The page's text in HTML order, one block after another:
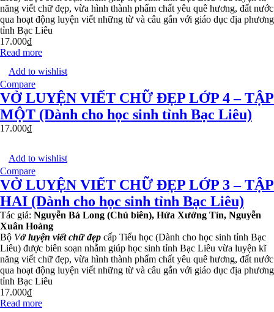
năng viết chữ đẹp, vừa hình thành phẩm chất yêu quê hương, đất nước
qua hoạt động luyện viết những từ và câu gắn với giáo dục địa phương
tỉnh Bạc Liêu
17.000₫
Read more
Add to wishlist
Compare
VỞ LUYỆN VIẾT CHỮ ĐẸP LỚP 4 – TẬP
MỘT (Dành cho học sinh tỉnh Bạc Liêu)
17.000₫
Add to wishlist
Compare
VỞ LUYỆN VIẾT CHỮ ĐẸP LỚP 3 – TẬP
HAI (Dành cho học sinh tỉnh Bạc Liêu)
Tác giả: Nguyễn Bá Long (Chủ biên), Hứa Xướng Tín, Nguyễn
Xuân Hoàng
Bộ Vở luyện viết chữ đẹp cấp Tiểu học (Dành cho học sinh tỉnh Bạc
Liêu) được biên soạn nhằm giúp học sinh tỉnh Bạc Liêu vừa luyện kĩ
năng viết chữ đẹp, vừa hình thành phẩm chất yêu quê hương, đất nước
qua hoạt động luyện viết những từ và câu gắn với giáo dục địa phương
tỉnh Bạc Liêu
17.000₫
Read more